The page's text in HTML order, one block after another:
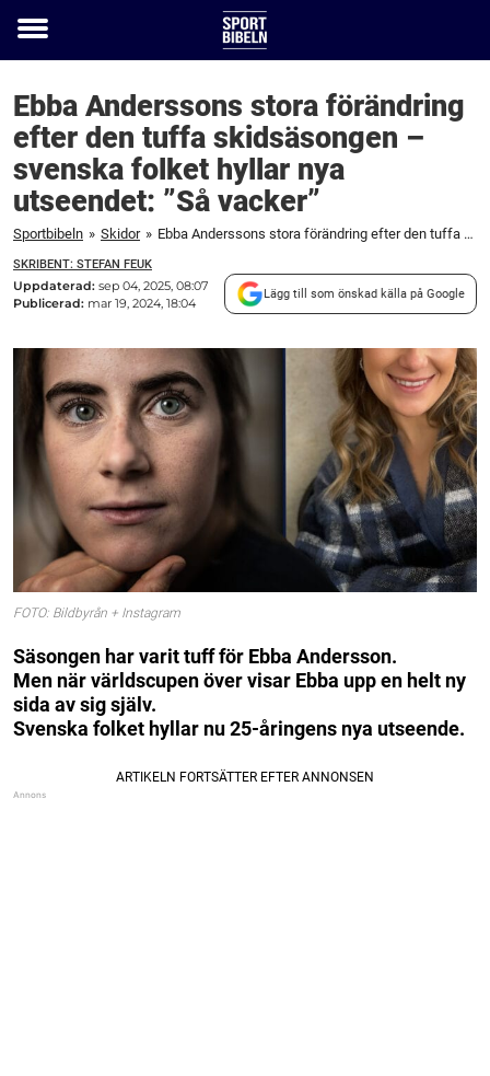
Toggle
Ebba Anderssons stora förändring
efter den tuffa skidsäsongen –
svenska folket hyllar nya
utseendet: ”Så vacker”
Sportbibeln » Skidor » Ebba Anderssons stora förändring efter den tuffa skidsäsongen – svenska folket hyllar nya utseendet: "Så vacker"
SKRIBENT: STEFAN FEUK
Uppdaterad: sep 04, 2025, 08:07
Publicerad: mar 19, 2024, 18:04
Lägg till som önskad källa på Google
FOTO: Bildbyrån + Instagram
Säsongen har varit tuff för Ebba Andersson.
Men när världscupen över visar Ebba upp en helt ny
sida av sig själv.
Svenska folket hyllar nu 25-åringens nya utseende.